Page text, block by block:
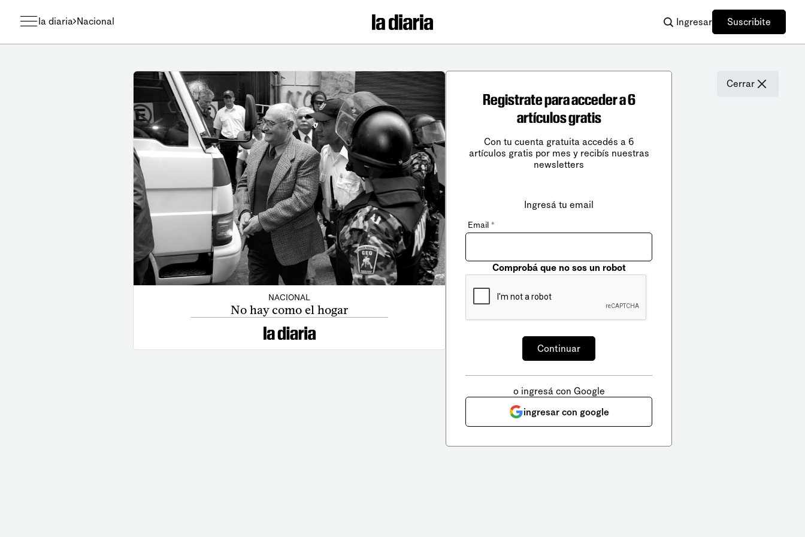
la diaria Nacional Ingresar Suscribite
NACIONAL
No hay como el hogar
Cerrar
Registrate para acceder a 6
artículos gratis
Con tu cuenta gratuita accedés a 6
artículos gratis por mes y recibís nuestras
newsletters
Ingresá tu email
Email *
Comprobá que no sos un robot
o ingresá con Google
ingresar con google